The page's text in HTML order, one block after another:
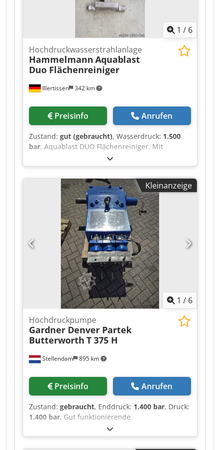
1 / 6
Illertissen 342 km
Hochdruckwasserstrahlanlage
Hammelmann Aquablast
Duo Flächenreiniger
Preisinfo Anrufen
Zustand: gut (gebraucht), Wasserdruck: 1.500
bar, Aquablast DUO Flächenreiniger. Mit
Hochdruckwasser Flächen reinigen, demarkieren
und entschichten. Reinigen, entschichten,
abtragen, demarkieren und aufrauen Der
Aquablast bietet zahlreiche
Einsatzmöglichkeiten für jeden Untergrund.
Abhängig von Druck und Durchflussmenge
werden dabei unterschiedliche Ergebnisse
erzielt. Das Anwendungsgebiet reicht dabei von
einer gründlichen Oberflächenreinigung bis hin
zu einem gezielten Abtrag von Feststoffen.
Crjdpfx Ajv S Ep Ajcwef
Kleinanzeige
1 / 6
Stellendam 895 km
Hochdruckpumpe
Gardner Denver Partek
Butterworth T 375 H
Preisinfo Anrufen
Zustand: gebraucht, Enddruck: 1.400 bar, Druck:
1.400 bar, Gut funktionierende
Hochdruckpumpe mit 20mm Kolben 1400 bar 35
l/min Crodpfxsv Suhzo Acwef IL 375 TF375H